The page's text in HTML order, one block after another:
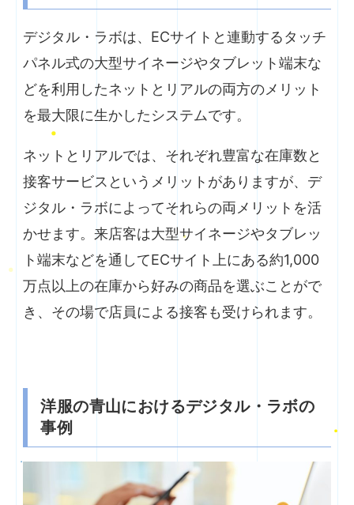
デジタル・ラボは、ECサイトと連動するタッチ
パネル式の大型サイネージやタブレット端末な
どを利用したネットとリアルの両方のメリット
を最大限に生かしたシステムです。
ネットとリアルでは、それぞれ豊富な在庫数と
接客サービスというメリットがありますが、デ
ジタル・ラボによってそれらの両メリットを活
かせます。来店客は大型サイネージやタブレッ
ト端末などを通してECサイト上にある約1,000
万点以上の在庫から好みの商品を選ぶことがで
き、その場で店員による接客も受けられます。
洋服の青山におけるデジタル・ラボの
事例